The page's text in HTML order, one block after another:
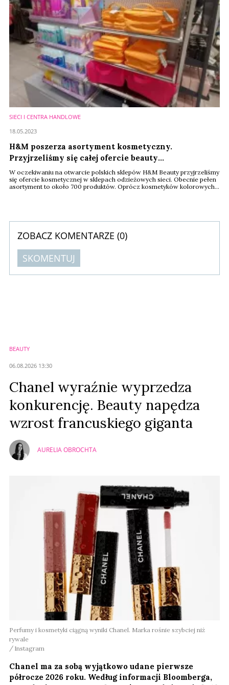
SIECI I CENTRA HANDLOWE
H&M poszerza asortyment kosmetyczny.
Przyjrzeliśmy się całej ofercie beauty
[FOTOREPORTAŻ]
W oczekiwaniu na otwarcie polskich sklepów H&M Beauty przyjrzeliśmy
się ofercie kosmetycznej w sklepach odzieżowych sieci. Obecnie pełen
asortyment to około 700 produktów. Oprócz kosmetyków kolorowych,
18.05.2023
ZOBACZ KOMENTARZE (0)
SKOMENTUJ
BEAUTY
06.08.2026 13:30
Chanel wyraźnie wyprzedza
konkurencję. Beauty napędza
wzrost francuskiego giganta
AURELIA OBROCHTA
Perfumy i kosmetyki ciągną wyniki Chanel. Marka rośnie szybciej niż
rywale
Instagram
Chanel ma za sobą wyjątkowo udane pierwsze
półrocze 2026 roku. Według informacji Bloomberga,